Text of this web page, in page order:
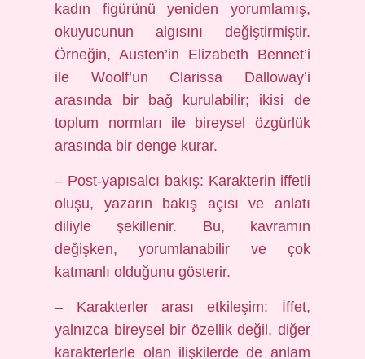
kadın figürünü yeniden yorumlamış,
okuyucunun algısını değiştirmiştir.
Örneğin, Austen’in Elizabeth Bennet’i
ile Woolf’un Clarissa Dalloway’i
arasında bir bağ kurulabilir; ikisi de
toplum normları ile bireysel özgürlük
arasında bir denge kurar.
– Post-yapısalcı bakış: Karakterin iffetli
oluşu, yazarın bakış açısı ve anlatı
diliyle şekillenir. Bu, kavramın
değişken, yorumlanabilir ve çok
katmanlı olduğunu gösterir.
– Karakterler arası etkileşim: İffet,
yalnızca bireysel bir özellik değil, diğer
karakterlerle olan ilişkilerde de anlam